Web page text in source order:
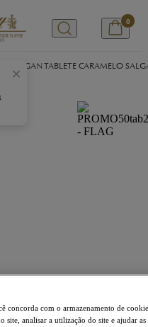
×
0
VEGAN TABLETE CARAMELO
concorda com o armazenamento de
analisar a utilização do site e ajudar as